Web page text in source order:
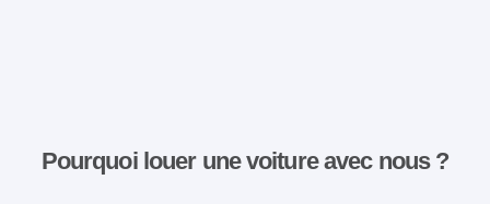
Pourquoi louer une voiture avec nous ?